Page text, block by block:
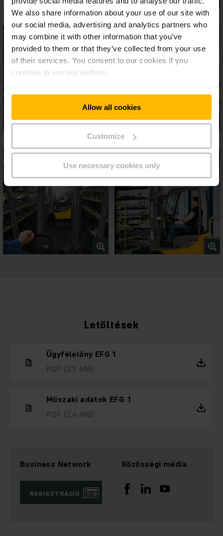
We also share information about your use of our site with
our social media, advertising and analytics partners who
may combine it with other information that you’ve
provided to them or that they’ve collected from your use
of their services. You consent to our cookies if you
continue to use our website.
Allow all cookies
Customize
Use necessary cookies only
Letöltések
Ügyfélelőny EFG 1
PDF (2,7 MB)
Műszaki adatok EFG 1
PDF (2,4 MB)
Business Network
REGISZTRÁCIÓ
Közösségi média